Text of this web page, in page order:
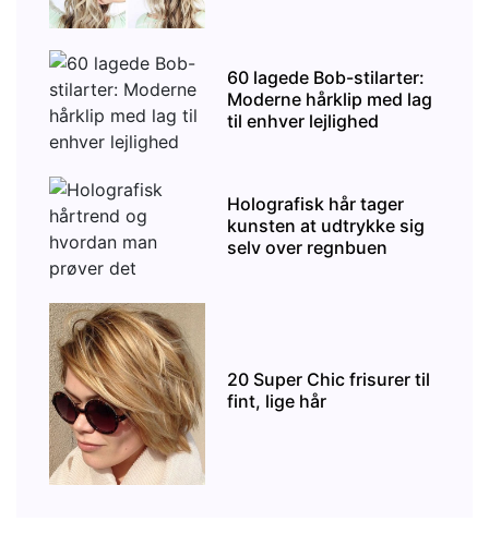
60 lagede Bob-stilarter:
Moderne hårklip med lag
til enhver lejlighed
Holografisk hår tager
kunsten at udtrykke sig
selv over regnbuen
20 Super Chic frisurer til
fint, lige hår